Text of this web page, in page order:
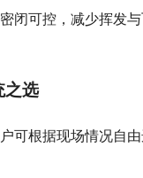
闭可控，减少挥发
之选
可根据现场情况自